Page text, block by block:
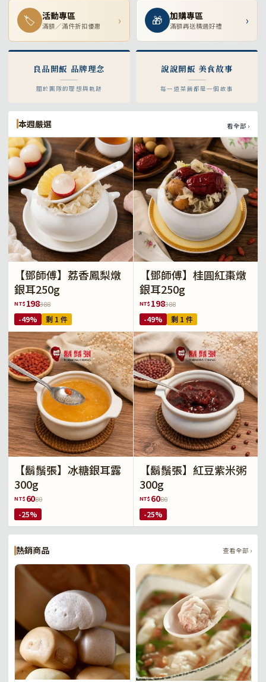
🏷 活動專區
滿額／滿件折扣優惠 › 🎁 加購專區
滿額再送精選好禮 ›
良品開飯 品牌理念
關於團隊的理想與軌跡
說說開飯 美食故事
每一道菜餚都是一個故事
本週嚴選 看全部 ›
【鄧師傅】荔香鳳梨燉
銀耳250g
NT$ 198388
-49% 剩 1 件
【鄧師傅】桂圓紅棗燉
銀耳250g
NT$ 198388
-49% 剩 1 件
【鬍鬚張】冰糖銀耳露
300g
NT$ 6080
-25%
【鬍鬚張】紅豆紫米粥
300g
NT$ 6080
-25%
熱銷商品 查看全部 ›